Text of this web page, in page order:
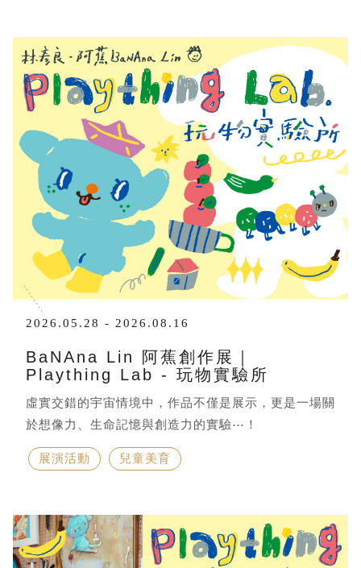
2026.05.28 - 2026.08.16
BaNAna Lin 阿蕉創作展｜
Plaything Lab - 玩物實驗所
虛實交錯的宇宙情境中，作品不僅是展示，更是一場關
於想像力、生命記憶與創造力的實驗⋯！
展演活動 兒童美育